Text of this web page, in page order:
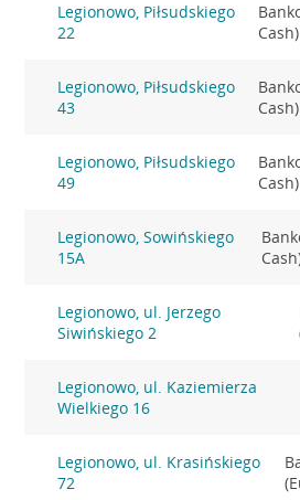
Legionowo, Piłsudskiego
22
Cash)
Legionowo, Piłsudskiego
43
Cash)
Legionowo, Piłsudskiego
49
Cash)
Legionowo, Sowińskiego
15A
Legionowo, ul. Jerzego
Siwińskiego 2
Legionowo, ul. Kaziemierza
Wielkiego 16
Legionowo, ul. Krasińskiego
72